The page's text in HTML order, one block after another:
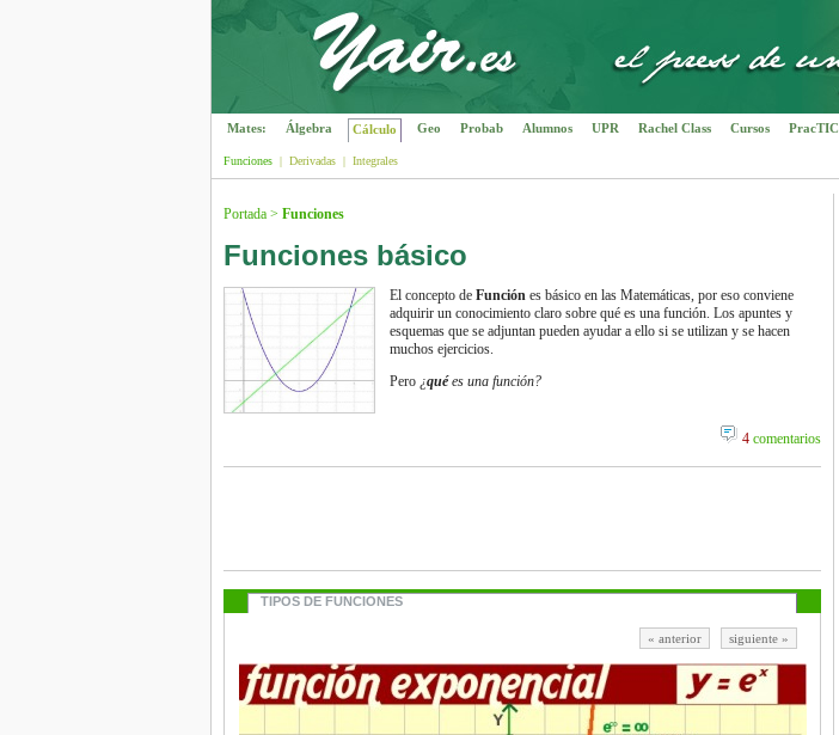
Mates: Álgebra Cálculo Geo Probab Alumnos UPR Rachel Class Cursos PracTIC
Funciones | Derivadas | Integrales
Portada > Funciones
Funciones básico
El concepto de Función es básico en las Matemáticas, por eso conviene
adquirir un conocimiento claro sobre qué es una función. Los apuntes y
esquemas que se adjuntan pueden ayudar a ello si se utilizan y se hacen
muchos ejercicios.
Pero ¿quées una función?
4 comentarios
TIPOS DE FUNCIONES
« anterior siguiente »